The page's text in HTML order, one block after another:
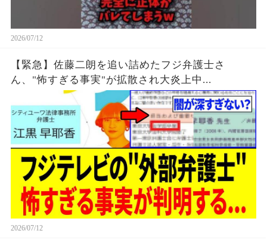
2026/07/12
【緊急】佐藤二朗を追い詰めたフジ弁護士さ
ん、"怖すぎる事実"が拡散され大炎上中...
2026/07/12